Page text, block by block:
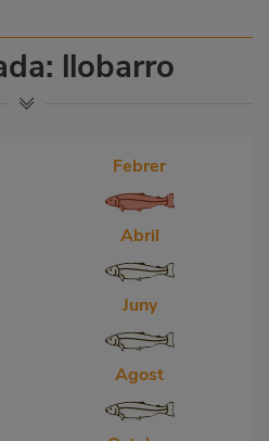
llobarro
Febrer
Abril
Juny
Agost